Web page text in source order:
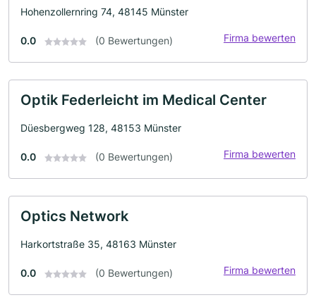
Hohenzollernring 74, 48145 Münster
0.0 (0 Bewertungen) Firma bewerten
Optik Federleicht im Medical Center
Düesbergweg 128, 48153 Münster
0.0 (0 Bewertungen) Firma bewerten
Optics Network
Harkortstraße 35, 48163 Münster
0.0 (0 Bewertungen) Firma bewerten